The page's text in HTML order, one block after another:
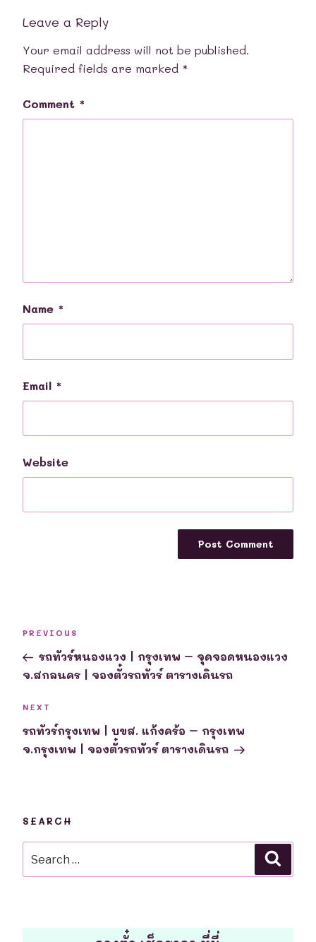
Leave a Reply
Your email address will not be published.
Required fields are marked *
Comment *
Name *
Email *
Website
navigation
Previous
Post
PREVIOUS
รถทัวร์หนองแวง | กรุงเทพ – จุดจอดหนองแวง
จ.สกลนคร | จองตั๋วรถทัวร์ ตารางเดินรถ
Next
Post
NEXT
รถทัวร์กรุงเทพ | บขส. แก้งคร้อ – กรุงเทพ
จ.กรุงเทพ | จองตั๋วรถทัวร์ ตารางเดินรถ
SEARCH
for: